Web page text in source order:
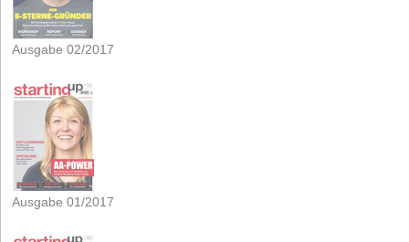
Ausgabe 02/2017
Ausgabe 01/2017